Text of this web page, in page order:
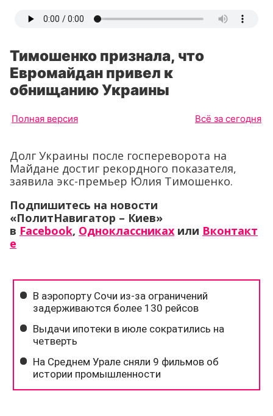
Тимошенко признала, что
Евромайдан привел к
обнищанию Украины
Полная версия Всё за сегодня
Долг Украины после госпереворота на
Майдане достиг рекордного показателя,
заявила экс-премьер Юлия Тимошенко.
Подпишитесь на новости
«ПолитНавигатор – Киев»
в Facebook, Одноклассниках или Вконтакт
е